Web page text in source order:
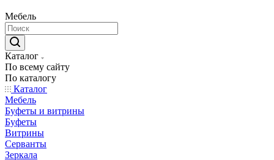
Мебель
Каталог
По всему сайту
По каталогу
Каталог
Мебель
Буфеты и витрины
Буфеты
Витрины
Серванты
Зеркала